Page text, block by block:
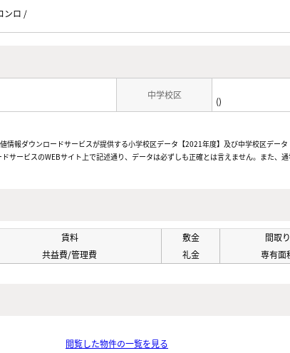
ンロ /
中学校区
()
情報ダウンロードサービスが提供する小学校区データ【2021年度】及び中学校区デー
サービスのWEBサイト上で記述通り、データは必ずしも正確とは言えません。また、
賃料
共益費/管理費
敷金
礼金
間取り
専有面
閲覧した物件の一覧を見る